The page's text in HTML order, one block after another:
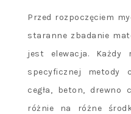
Przed rozpoczęciem
staranne zbadanie
jest elewacja. Każdy
specyficznej metody
cegła, beton, drewno
różnie na różne